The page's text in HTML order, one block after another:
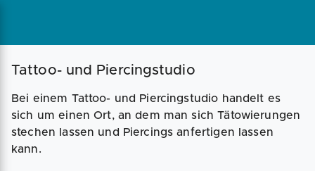
Magazin Businessplan Fördermittel
Tattoo- und Piercingstudio
Bei einem Tattoo- und Piercingstudio handelt es
sich um einen Ort, an dem man sich Tätowierungen
stechen lassen und Piercings anfertigen lassen
kann.